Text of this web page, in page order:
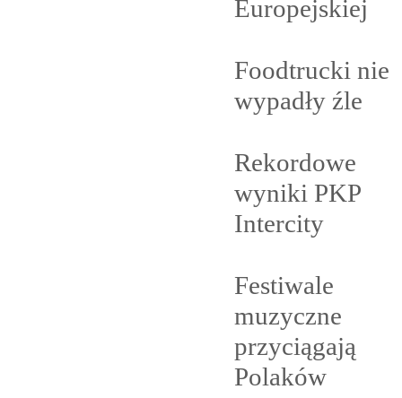
Europejskiej
Foodtrucki nie
wypadły źle
Rekordowe
wyniki PKP
Intercity
Festiwale
muzyczne
przyciągają
Polaków